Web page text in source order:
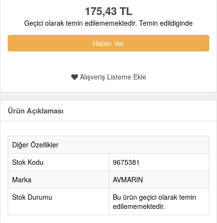
175,43 TL
Geçici olarak temin edilememektedir. Temin edildiginde
Haber Ver
Alışveriş Listeme Ekle
Ürün Açıklaması
Diğer Özellikler
Stok Kodu
9675381
Marka
AVMARIN
Stok Durumu
Bu ürün geçici olarak temin
edilememektedir.